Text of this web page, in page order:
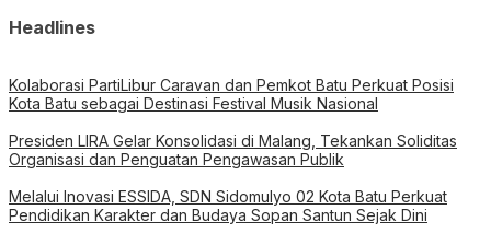
Headlines
Kolaborasi PartiLibur Caravan dan Pemkot Batu Perkuat Posisi
Kota Batu sebagai Destinasi Festival Musik Nasional
Presiden LIRA Gelar Konsolidasi di Malang, Tekankan Soliditas
Organisasi dan Penguatan Pengawasan Publik
Melalui Inovasi ESSIDA, SDN Sidomulyo 02 Kota Batu Perkuat
Pendidikan Karakter dan Budaya Sopan Santun Sejak Dini